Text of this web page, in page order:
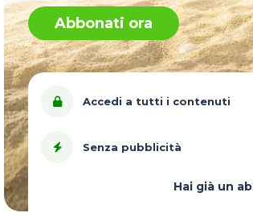
Abbonati ora
Accedi a tutti i contenuti
Senza pubblicità
Hai già un